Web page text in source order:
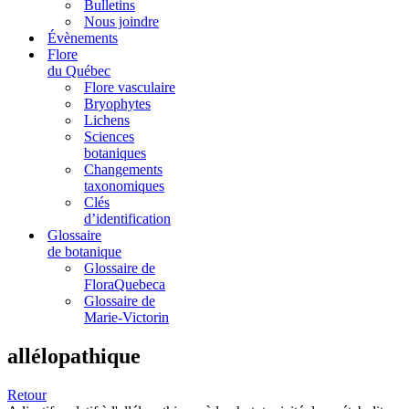
Bulletins
Nous joindre
Évènements
Flore
du Québec
Flore vasculaire
Bryophytes
Lichens
Sciences
botaniques
Changements
taxonomiques
Clés
d’identification
Glossaire
de botanique
Glossaire de
FloraQuebeca
Glossaire de
Marie-Victorin
allélopathique
Retour